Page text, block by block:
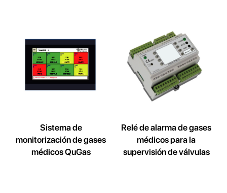
Sistema de
monitorización de gases
médicos QuGas
Relé de alarma de gases
médicos para la
supervisión de válvulas